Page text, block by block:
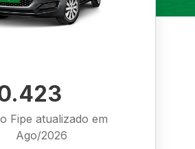
Fipe atualizado em
Ago/2026